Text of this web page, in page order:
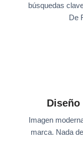
búsquedas
De
Imagen
marca. Nada